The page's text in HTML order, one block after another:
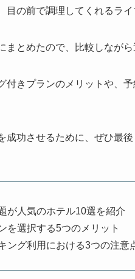
目の前で調理してくれるラ
まとめたので、比較しながら
付きプランのメリットや、
成功させるために、ぜひ最
が人気のホテル10選を紹介
を選択する5つのメリット
ング利用における3つの注意